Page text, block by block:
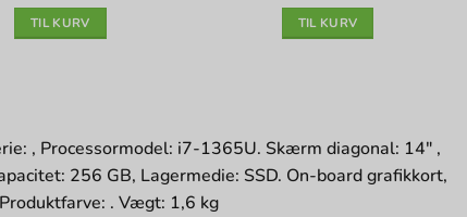
TIL KURV TIL KURV
, Processormodel: i7-1365U. Skærm diagonal: 14″ ,
256 GB, Lagermedie: SSD. On-board grafikkort,
. Vægt: 1,6 kg